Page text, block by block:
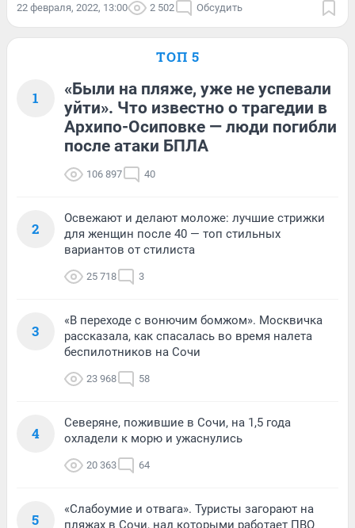
22 февраля, 2022, 13:00 2 502 Обсудить
ТОП 5
1
«Были на пляже, уже не успевали
уйти». Что известно о трагедии в
Архипо-Осиповке — люди погибли
после атаки БПЛА
106 897 40
2
Освежают и делают моложе: лучшие стрижки
для женщин после 40 — топ стильных
вариантов от стилиста
25 718 3
3
«В переходе с вонючим бомжом». Москвичка
рассказала, как спасалась во время налета
беспилотников на Сочи
23 968 58
4
Северяне, пожившие в Сочи, на 1,5 года
охладели к морю и ужаснулись
20 363 64
5
«Слабоумие и отвага». Туристы загорают на
пляжах в Сочи, над которыми работает ПВО